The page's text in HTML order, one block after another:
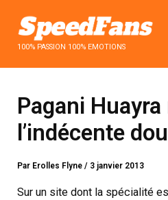
contenu100% PASSION 100% EMOTIONS
Pagani Huayra
l’indécente
Par Erolles Flyne/ 3 janvier 2013
Sur un site dont la spécialité